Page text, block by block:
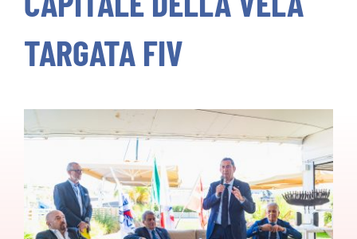
Calendario
Classifiche
Servizi&Convenzioni
CERCA
PER:
TARGATA FIV